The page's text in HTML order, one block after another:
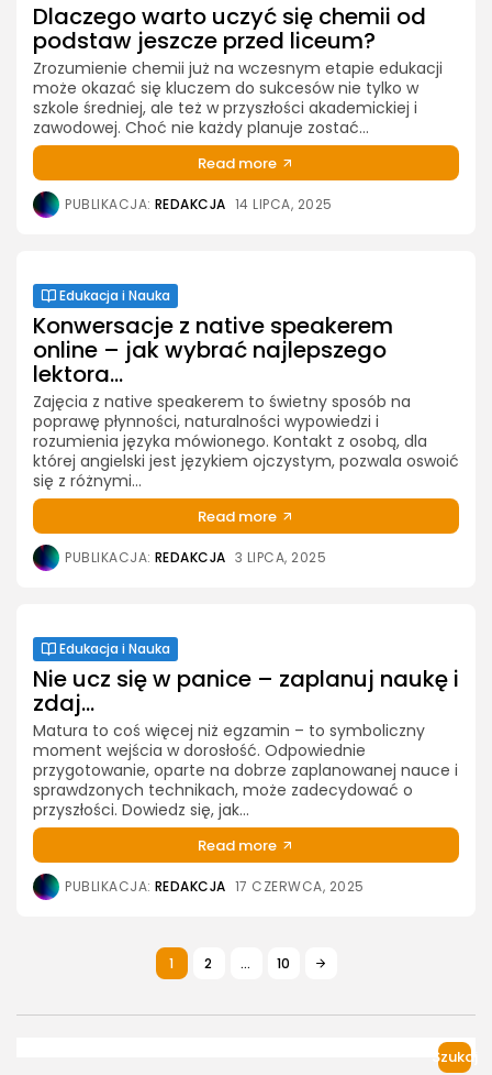
Dlaczego warto uczyć się chemii od
podstaw jeszcze przed liceum?
Zrozumienie chemii już na wczesnym etapie edukacji
może okazać się kluczem do sukcesów nie tylko w
szkole średniej, ale też w przyszłości akademickiej i
zawodowej. Choć nie każdy planuje zostać...
Read more
PUBLIKACJA: REDAKCJA 14 LIPCA, 2025
Edukacja i Nauka
Konwersacje z native speakerem
online – jak wybrać najlepszego
lektora...
Zajęcia z native speakerem to świetny sposób na
poprawę płynności, naturalności wypowiedzi i
rozumienia języka mówionego. Kontakt z osobą, dla
której angielski jest językiem ojczystym, pozwala oswoić
się z różnymi...
Read more
PUBLIKACJA: REDAKCJA 3 LIPCA, 2025
Edukacja i Nauka
Nie ucz się w panice – zaplanuj naukę i
zdaj...
Matura to coś więcej niż egzamin – to symboliczny
moment wejścia w dorosłość. Odpowiednie
przygotowanie, oparte na dobrze zaplanowanej nauce i
sprawdzonych technikach, może zadecydować o
przyszłości. Dowiedz się, jak...
Read more
PUBLIKACJA: REDAKCJA 17 CZERWCA, 2025
1 2 … 10
Szukaj